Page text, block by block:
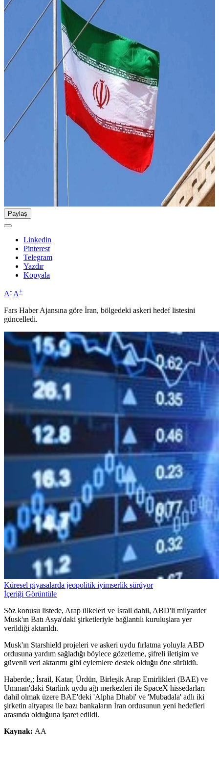
Paylaş
Linkedin
Pinterest
Telegram
Yazdır
Kopyala
A- A+
Fars Haber Ajansına göre İran, bölgedeki askeri hedef listesini
güncelledi.
Küresel piyasalarda jeopolitik iyimserlik sürüyor
İçeriği Görüntüle
Söz konusu listede, Arap ülkeleri ve İsrail dahil, ABD'li milyarder
Musk'ın Batı Asya'daki şirketleriyle bağlantılı kuruluşlara yer
verildiği aktarıldı.
Musk'ın Starshield projeleri ve askeri uydu fırlatma yoluyla ABD
ordusuna yardım sağladığı böylece gözetleme, şifreli iletişim ve
güvenli veri aktarımı gibi eylemlere destek olduğu öne sürüldü.
Haberde,; İsrail, Katar, Ürdün, Birleşik Arap Emirlikleri (BAE) ve
Umman'daki Starlink uydu ağı merkezleri ile SpaceX hissedarları
dahil olmak üzere BAE'deki 'Alpha Dhabi' ve 'Mubadala' adlı iki
şirketin altyapısı ile bazı bankaların İran ordusunun yeni hedefleri
arasında olduğuna işaret edildi.
Kaynak: AA